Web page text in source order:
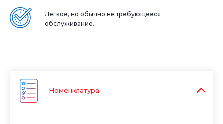
Легкое, но обычно не требующееся
обслуживание.
Номенклатура